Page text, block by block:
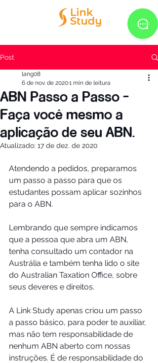
Post
ABN Passo a Passo -
Faça você mesmo a
aplicação de seu ABN.
lang08
6 de nov. de 20201 min de leitura
Atualizado: 17 de dez. de 2020
Atendendo a pedidos, preparamos
um passo a passo para que os
estudantes possam aplicar sozinhos
para o ABN.
Lembrando que sempre indicamos
que a pessoa que abra um ABN,
tenha consultado um contador na
Austrália e também tenha lido o site
do Australian Taxation Office, sobre
seus deveres e direitos.
A Link Study apenas criou um passo
a passo básico, para poder te auxiliar,
mas não tem responsabilidade de
nenhum ABN aberto com nossas
instruções. É de responsabilidade do